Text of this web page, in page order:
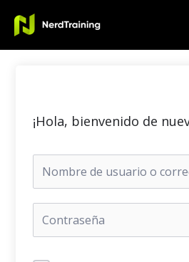
contenido
¡Hola, bienvenido de